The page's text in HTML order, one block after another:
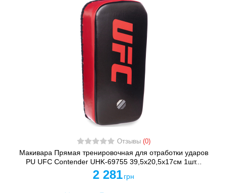
Отзывы (0)
Макивара Прямая тренировочная для отработки ударов
PU UFC Contender UHK-69755 39,5x20,5x17см 1шт...
2 281 грн